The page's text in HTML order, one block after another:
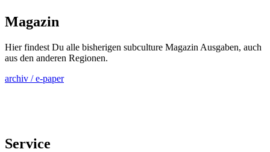
Magazin
Hier findest Du alle bisherigen subculture Magazin Ausgaben, auch
aus den anderen Regionen.
archiv / e-paper
Service